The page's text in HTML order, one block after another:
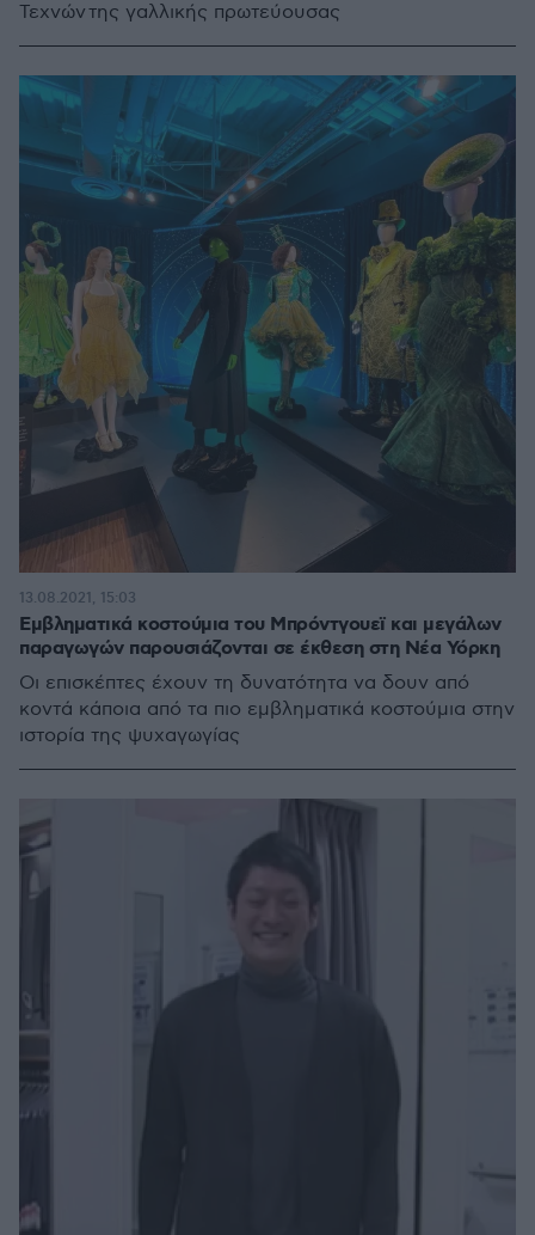
Τεχνών της γαλλικής πρωτεύουσας
Εμβληματικά κοστούμια του Μπρόντγουεϊ και μεγάλων
παραγωγών παρουσιάζονται σε έκθεση στη Νέα Υόρκη
Οι επισκέπτες έχουν τη δυνατότητα να δουν από
κοντά κάποια από τα πιο εμβληματικά κοστούμια στην
ιστορία της ψυχαγωγίας
13.08.2021, 15:03